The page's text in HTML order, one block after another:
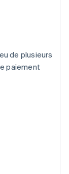
de plusieurs
paiement